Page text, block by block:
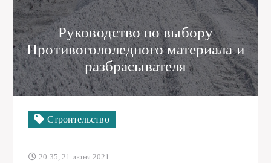
Руководство по выбору
Противогололедного материала и
разбрасывателя
Строительство
20:35, 21 июня 2021